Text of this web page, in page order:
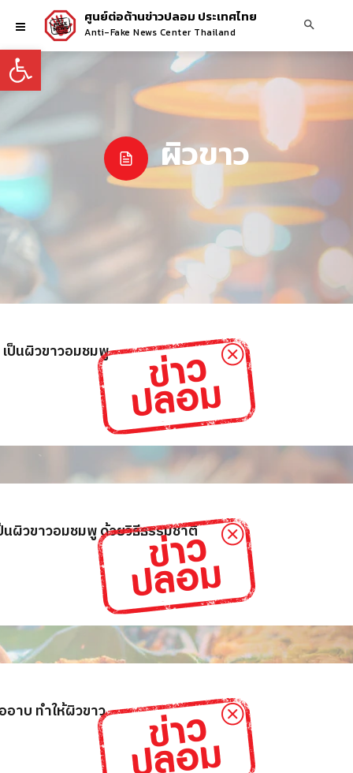
Open toolbar
ศูนย์ต่อต้านข่าวปลอม ประเทศไทย
Anti-Fake News Center Thailand
ผิวขาว
ป็นผิวขาวอมชมพู
ผิวขาวอมชมพู ด้วยวิธีธรรมชาติ
าบ ทำให้ผิวขาว